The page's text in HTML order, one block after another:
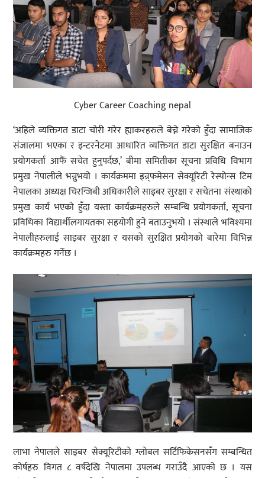
Cyber Career Coaching nepal
‘अहिले व्यक्तिगत डाटा चोरी गरेर ह्याकरहरुले बेच्ने गरेको हुँदा सामाजिक
संजालमा भएका र इन्टरनेटमा आधारित व्यक्तिगत डाटा सुरक्षित बनाउन
प्रयोगकर्ता आफैं सचेत हुनुपर्दछ,’ बीमा समितीका सूचना प्रविधि विभाग
प्रमुख नेपालीले भन्नुभयो । कार्यक्रममा इन्र्फमेसन सेक्यूरिटी रेस्पोन्स टिम
नेपालका अध्यक्ष चिरन्जिबी अधिकारीले साइबर सुरक्षा र सचेतना संस्थाको
प्रमुख कार्य भएको हुँदा यस्ता कार्यक्रमहरुले सम्बन्धि प्रयोगकर्ता, सूचना
प्रविधिका विद्यार्थीलगायतका सहयोगी हुने बताउनुभयो । संस्थाले भविश्यमा
नेपालीहरुलाई साइबर सुरक्षा र यसको सुरक्षित प्रयोगको बारेमा विभिन्न
कार्यक्रमहरु गर्नेछ ।
लाभा नेपालले साइबर सेक्यूरिटीको ग्लोबल सर्टिफिकेसनसँग सम्बन्धित
कोर्षहरु विगत ८ वर्षदेखि नेपालमा उपलब्ध गराउँदै आएको छ । यस